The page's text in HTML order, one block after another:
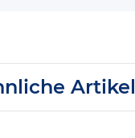
Artikel